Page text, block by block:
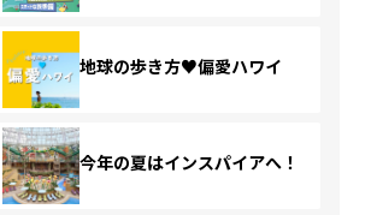
地球の歩き方♥偏愛ハワイ
今年の夏はインスパイアへ！